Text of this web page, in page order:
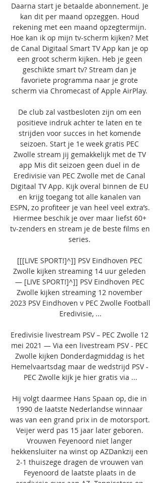
Daarna start je betaalde abonnement. Je
kan dit per maand opzeggen. Houd
rekening met een maand opzegtermijn.
Hoe kan ik op mijn tv-scherm kijken? Met
de Canal Digitaal Smart TV App kan je op
een groot scherm kijken. Heb je geen
geschikte smart tv? Stream dan je
favoriete programma naar je grote
scherm via Chromecast of Apple AirPlay.
De club zal vastbesloten zijn om een
positieve indruk achter te laten en te
strijden voor succes in het komende
seizoen. Start je 1e week gratis PEC
Zwolle stream jij gemakkelijk met de TV
app Mis dit seizoen geen duel in de
Eredivisie van PEC Zwolle met de Canal
Digitaal TV App. Kijk overal binnen de EU
en krijg toegang tot alle kanalen van
ESPN, zo profiteer je van heel veel extra’s.
Hiermee beschik je over maar liefst 60+
tv-zenders en stream je de beste films en
series.
[[[LIVE SPORT!]^]] PSV Eindhoven PEC
Zwolle kijken streaming 14 uur geleden
— [LIVE SPORT!]^]] PSV Eindhoven PEC
Zwolle kijken streaming 12 november
2023 PSV Eindhoven v PEC Zwolle Football
Eredivisie, ...
Eredivisie livestream PSV – PEC Zwolle 12
mei 2021 — Via een livestream PSV - PEC
Zwolle kijken Donderdagmiddag is het
Hemelvaartsdag maar de wedstrijd PSV -
PEC Zwolle kijk je hier gratis via ...
Hij volgt daarmee Hans Spaan op, die in
1990 de laatste Nederlandse winnaar
was van een grand prix in de motorsport.
Veijer werd pas 15 jaar later geboren.
Vrouwen Feyenoord niet langer
hekkensluiter na winst op AZDankzij een
2-1 thuiszege dragen de vrouwen van
Feyenoord de laatste plaats in de